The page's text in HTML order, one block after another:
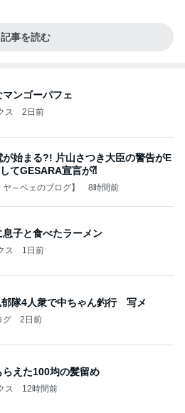
記事を読む
ンゴーパフェ
ス 2日前
が始まる?! 片山さつき大臣の警告がE
てGESARA宣言が⁈
～ベェのブログ】 8時間前
子と食べたラーメン
ス 1日前
鬼郁隊4人衆で中ちゃん釣行 写メ
グ 2日前
えた100均の髪留め
ス 12時間前